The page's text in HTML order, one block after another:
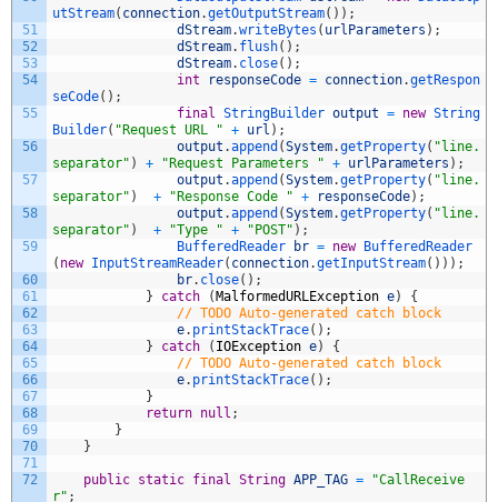
51
52
53
54
55
56
57
58
59
60
61
62
63
64
65
66
67
68
69
70
71
72
utStream( connection.getOutputStream( ) ) ;
dStream.writeBytes ( urlParameters ) ;
dStream. flush( ) ;
dStream. close( ) ;
int
responseCode = connection.getRespon
seCode( ) ;
final StringBuilder output = new String
Builder( "Request URL " + url ) ;
output .append (System.getProperty( "line.
separator" ) + "Request Parameters " + urlParameters ) ;
output .append (System.getProperty( "line.
separator" ) + "Response Code " + responseCode) ;
output .append (System.getProperty( "line.
separator" ) + "Type " + "POST" ) ;
BufferedReader
br = new
BufferedReader
( new InputStreamReader( connection.getInputStream( ) ) ) ;
br. close( ) ;
}
catch ( MalformedURLException e)
{
// TODO Auto-generated catch block
e. printStackTrace( ) ;
}
catch ( IOException e)
{
// TODO Auto-generated catch block
e. printStackTrace( ) ;
}
return null ;
}
}
public static final String APP_TAG =
"CallReceive
r" ;